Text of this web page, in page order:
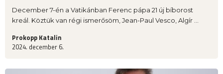
December 7-én a Vatikánban Ferenc pápa 21 új bíborost
kreál. Köztük van régi ismerősöm, Jean-Paul Vesco, Algír ...
Prokopp Katalin
2024. december 6.